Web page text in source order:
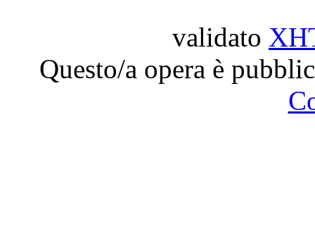
validato
Questo/a opera è